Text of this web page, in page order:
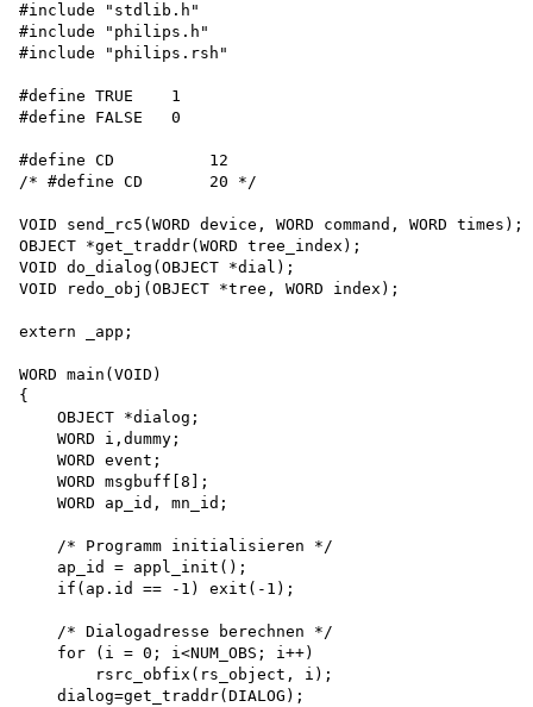
#include "stdlib.h"
#include "philips.h"
#include "philips.rsh"
#define TRUE    1
#define FALSE   0
#define CD          12
/* #define CD       20 */
VOID send_rc5(WORD device, WORD command, WORD times);
OBJECT *get_traddr(WORD tree_index);
VOID do_dialog(OBJECT *dial);
VOID redo_obj(OBJECT *tree, WORD index);
extern _app;
WORD main(VOID)
{
    OBJECT *dialog;
    WORD i,dummy;
    WORD event;
    WORD msgbuff[8];
    WORD ap_id, mn_id;
    /* Programm initialisieren */
    ap_id = appl_init();
    if(ap.id == -1) exit(-1);
    /* Dialogadresse berechnen */
    for (i = 0; i<NUM_OBS; i++)
        rsrc_obfix(rs_object, i);
    dialog=get_traddr(DIALOG);